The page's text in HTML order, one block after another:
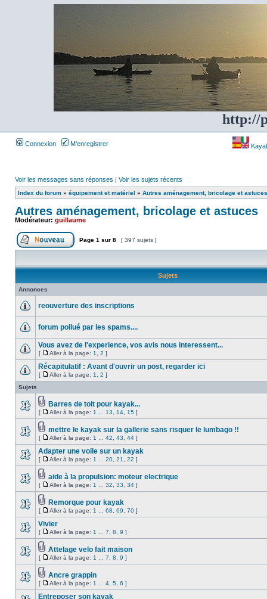
http://
Connexion M’enregistrer
Voir les messages sans réponses | Voir les sujets récents
Index du forum » équipement et matériel » Autres aménagement, bricolage et astuces
Autres aménagement, bricolage et astuces
Modérateur: guillaume
Page 1 sur 8 [ 397 sujets ]
Sujets
Annonces
reouverture des inscriptions
forum pollué par les spams....
Vous avez de l'experience, vos avis nous interessent...
[ Aller à la page: 1 2 ]
Récapitulatif : Avant d'ouvrir un post, regarder ici
[ Aller à la page: 1 2 ]
Sujets
Barres de toit pour kayak...
[ Aller à la page: 1 13 14 15 ]
mettre le kayak sur la gallerie sans risquer le lumbago !!
[ Aller à la page: 1 42 43 44 ]
Adapter une voile sur un kayak
[ Aller à la page: 1 20 21 22 ]
aide à la propulsion: moteur electrique
[ Aller à la page: 1 32 33 34 ]
Remorque pour kayak
[ Aller à la page: 1 68 69 70 ]
Vivier
[ Aller à la page: 1 7 8 9 ]
Attelage velo fait maison
[ Aller à la page: 1 7 8 9 ]
Ancre grappin
[ Aller à la page: 1 4 5 6 ]
Entreposer son kayak